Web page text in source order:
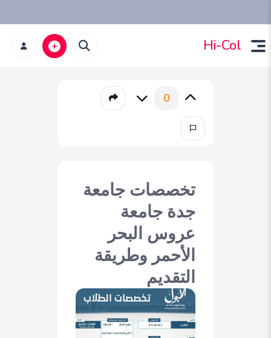
Hi-Col
0
تخصصات جامعة
جدة جامعة
عروس البحر
الأحمر وطريقة
التقديم